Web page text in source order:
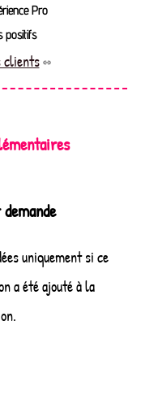
Pro
positifs
clients
uniquement si ce
a été ajouté à la